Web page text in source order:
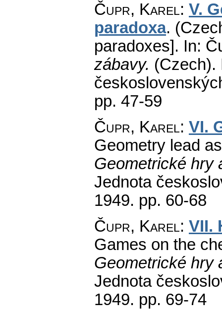
Čupr, Karel: V.
paradoxa.
paradoxes]. In:
zábavy. (Czech).
pp. 47-59
Čupr, Karel: VI.
Geometry lead
Geometrické hry
Jednota
1949. pp. 60-68
Čupr, Karel: VII.
Games on the
Geometrické hry
Jednota
1949. pp. 69-74